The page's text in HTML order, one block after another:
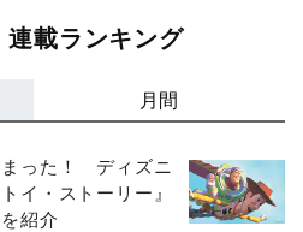
連載ランキング
月間
った！ ディズニ
イ・ストーリー』
紹介